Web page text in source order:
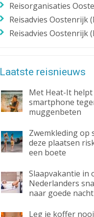
Reisorganisaties
Reisadvies Oostenrijk
Reisadvies Oostenrijk
Laatste reisnieuws
Met Heat-It helpt
smartphone
muggenbeten
Zwemkleding op
deze plaatsen
een boete
Slaapvakantie in
Nederlanders
naar goede
Leg je koffer